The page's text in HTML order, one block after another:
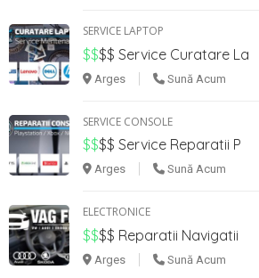
SERVICE LAPTOP
$$$$ Service Curatare La
Arges Sună Acum
SERVICE CONSOLE
$$$$ Service Reparatii P
Arges Sună Acum
ELECTRONICE
$$$$ Reparatii Navigatii
Arges Sună Acum